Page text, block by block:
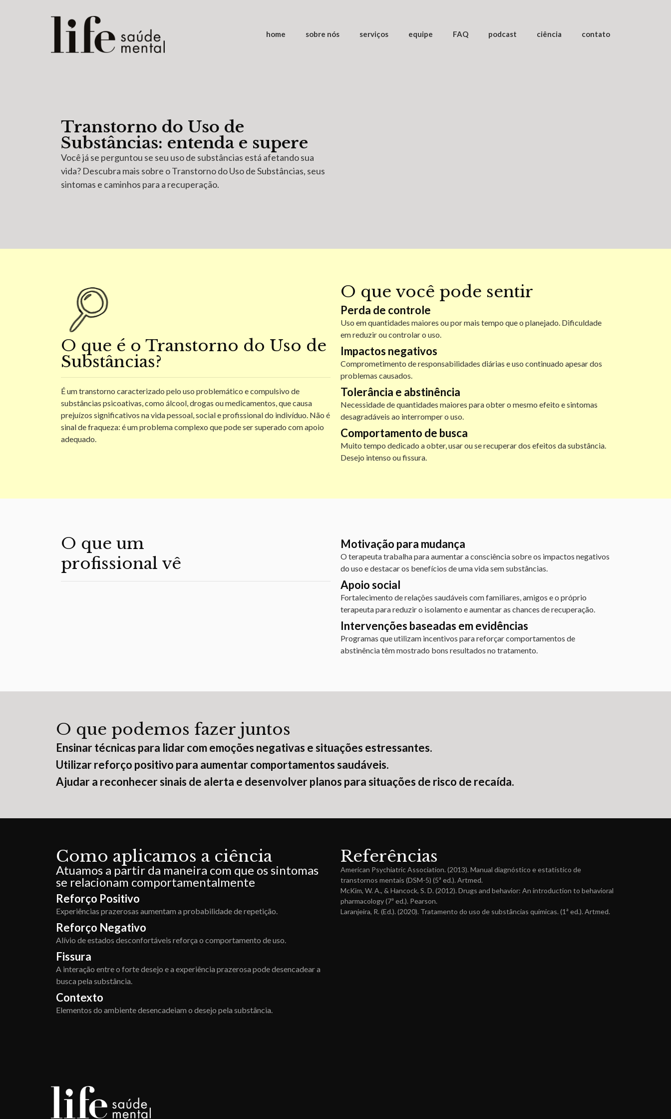
home sobre nós serviços equipe FAQ podcast ciência contato
Transtorno do Uso de
Substâncias: entenda e supere
Você já se perguntou se seu uso de substâncias está afetando sua
vida? Descubra mais sobre o Transtorno do Uso de Substâncias, seus
sintomas e caminhos para a recuperação.
O que é o Transtorno do Uso de
Substâncias?
É um transtorno caracterizado pelo uso problemático e compulsivo de
substâncias psicoativas, como álcool, drogas ou medicamentos, que causa
prejuízos significativos na vida pessoal, social e profissional do indivíduo. Não é
sinal de fraqueza: é um problema complexo que pode ser superado com apoio
adequado.
O que você pode sentir
Perda de controle
Uso em quantidades maiores ou por mais tempo que o planejado. Dificuldade
em reduzir ou controlar o uso.
Impactos negativos
Comprometimento de responsabilidades diárias e uso continuado apesar dos
problemas causados.
Tolerância e abstinência
Necessidade de quantidades maiores para obter o mesmo efeito e sintomas
desagradáveis ao interromper o uso.
Comportamento de busca
Muito tempo dedicado a obter, usar ou se recuperar dos efeitos da substância.
Desejo intenso ou fissura.
O que um
profissional vê
Motivação para mudança
O terapeuta trabalha para aumentar a consciência sobre os impactos negativos
do uso e destacar os benefícios de uma vida sem substâncias.
Apoio social
Fortalecimento de relações saudáveis com familiares, amigos e o próprio
terapeuta para reduzir o isolamento e aumentar as chances de recuperação.
Intervenções baseadas em evidências
Programas que utilizam incentivos para reforçar comportamentos de
abstinência têm mostrado bons resultados no tratamento.
O que podemos fazer juntos
Ensinar técnicas para lidar com emoções negativas e situações estressantes.
Utilizar reforço positivo para aumentar comportamentos saudáveis.
Ajudar a reconhecer sinais de alerta e desenvolver planos para situações de risco de recaída.
Como aplicamos a ciência
Atuamos a partir da maneira com que os sintomas
se relacionam comportamentalmente
Reforço Positivo
Experiências prazerosas aumentam a probabilidade de repetição.
Reforço Negativo
Alívio de estados desconfortáveis reforça o comportamento de uso.
Fissura
A interação entre o forte desejo e a experiência prazerosa pode desencadear a
busca pela substância.
Contexto
Elementos do ambiente desencadeiam o desejo pela substância.
Referências
American Psychiatric Association. (2013). Manual diagnóstico e estatístico de
transtornos mentais (DSM-5) (5ª ed.). Artmed.
McKim, W. A., & Hancock, S. D. (2012). Drugs and behavior: An introduction to behavioral
pharmacology (7ª ed.). Pearson.
Laranjeira, R. (Ed.). (2020). Tratamento do uso de substâncias químicas. (1ª ed.). Artmed.